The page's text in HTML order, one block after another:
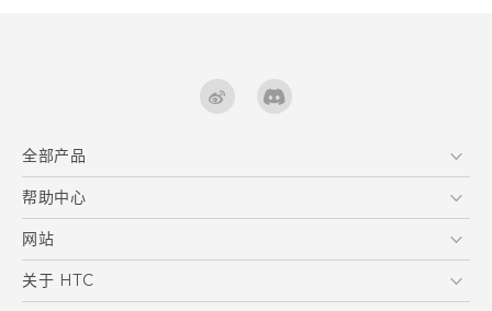
全部产品
区块链智能手机
VIVE
帮助中心
在线客服
支援与服务
产品保固说明
网站
HTC Dev
关于 HTC